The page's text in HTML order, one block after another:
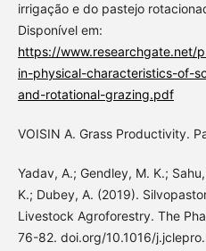
irrigação e do pastejo
Disponível em:
https://www.researchgate.net/
in-physical-characteristics-of-
and-rotational-grazing.pdf
VOISIN A. Grass Productivity.
Yadav, A.; Gendley, M. K.;
K.; Dubey, A. (2019).
Livestock Agroforestry. The
76-82. doi.org/10.1016/